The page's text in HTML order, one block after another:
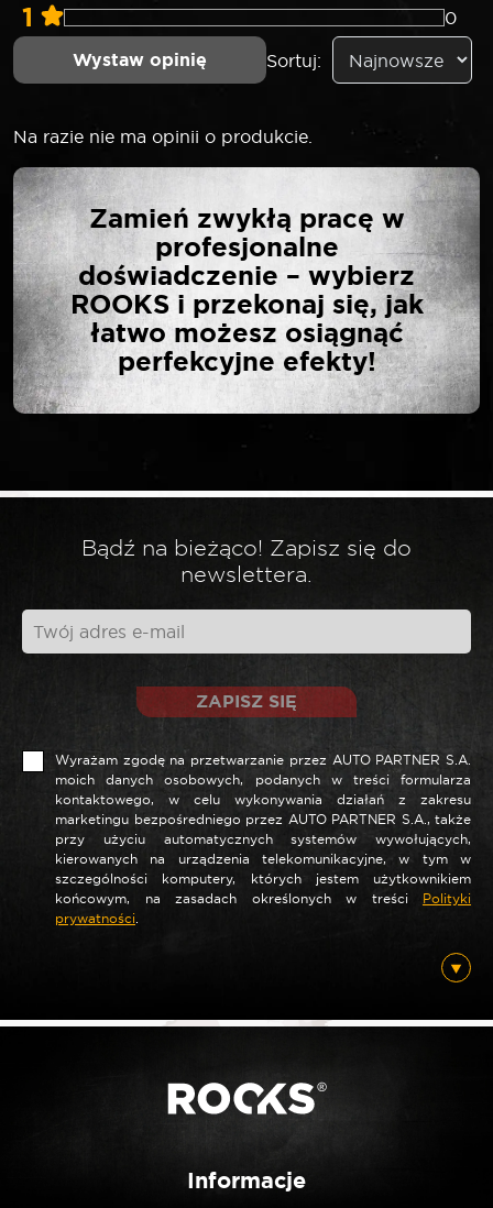
1 0
Wystaw opinię Sortuj:
Na razie nie ma opinii o produkcie.
NAPISZ PIERWSZĄ
OPINIĘ O „ROOKS 20V
AQ-ONE PIŁA
ŁAŃCUCHOWA NA
WYSIĘGNIKU 2,65 M 200
MM BEZ OSPRZĘTU”
Nazwa*
Posiadam ten produkt
Zamień zwykłą pracę w
profesjonalne
doświadczenie – wybierz
ROOKS i przekonaj się, jak
łatwo możesz osiągnąć
perfekcyjne efekty!
Bądź na bieżąco! Zapisz się do
newslettera.
ZAPISZ SIĘ
Wyrażam zgodę na przetwarzanie przez AUTO PARTNER S.A.
moich danych osobowych, podanych w treści formularza
kontaktowego, w celu wykonywania działań z zakresu
marketingu bezpośredniego przez AUTO PARTNER S.A., także
przy użyciu automatycznych systemów wywołujących,
kierowanych na urządzenia telekomunikacyjne, w tym w
szczególności komputery, których jestem użytkownikiem
końcowym, na zasadach określonych w treści Polityki
prywatności.
Informacje